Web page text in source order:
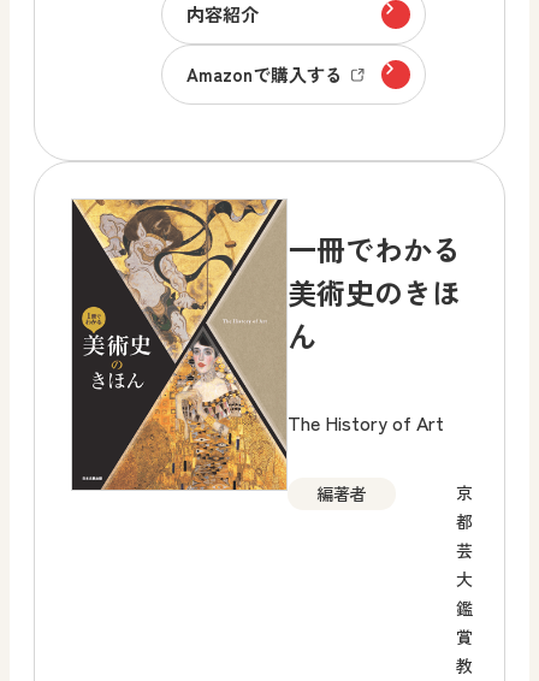
内容紹介
Amazonで購入する
一冊でわかる
美術史のきほ
ん
The History of Art
編著者
京
都
芸
大
鑑
賞
教